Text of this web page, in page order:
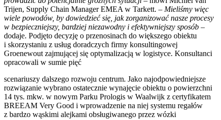
Trijen, Supply Chain Manager EMEA w Tarkett. – Mieliśmy więc
wiele powodów, by dowiedzieć się, jak zorganizować nasze procesy
w bezpieczniejszy, bardziej niezawodny i efektywniejszy sposób –
dodaje. Podjęto decyzję o przenosinach do większego obiektu
i skorzystaniu z usług doradczych firmy konsultingowej
Groenewout zajmującej się optymalizacją w logistyce. Konsultanci
opracowali w sumie pięć
scenariuszy dalszego rozwoju centrum. Jako najodpowiedniejsze
rozwiązanie wybrano ostatecznie wynajęcie obiektu o powierzchni
14 tys. mkw. w nowym Parku Prologis w Waalwijk z certyfikatem
BREEAM Very Good i wprowadzenie na niej systemu regałów
z bardzo wąskimi alejkami obsługiwanego przez wózki